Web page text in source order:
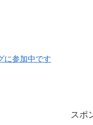
に参加中です
スポ